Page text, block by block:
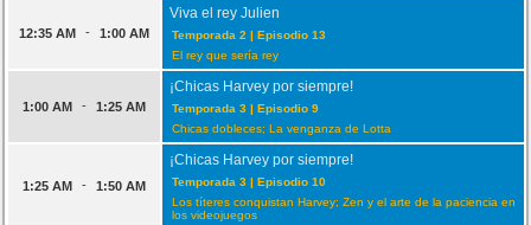
12:35 AM - 1:00 AM
Viva el rey Julien
Temporada 2 | Episodio 13
El rey que sería rey
1:00 AM - 1:25 AM
¡Chicas Harvey por siempre!
Temporada 3 | Episodio 9
Chicas dobleces; La venganza de Lotta
1:25 AM - 1:50 AM
¡Chicas Harvey por siempre!
Temporada 3 | Episodio 10
Los títeres conquistan Harvey; Zen y el arte de la paciencia en
los videojuegos